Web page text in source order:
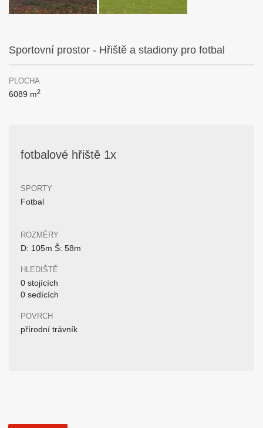
Sportovní prostor - Hřiště a stadiony pro fotbal
PLOCHA
6089 m2
fotbalové hřiště 1x
SPORTY
Fotbal
ROZMĚRY
D: 105m Š: 58m
HLEDIŠTĚ
0 stojících
0 sedících
POVRCH
přírodní trávník